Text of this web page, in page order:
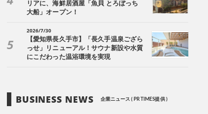
リアに、海鮮居酒屋「魚貝 とろぼっち
大船」オープン！
2026/7/30
【愛知県長久手市】「長久手温泉ござら
っせ」リニューアル！サウナ新設や水質
にこだわった温浴環境を実現
BUSINESS NEWS 企業ニュース ( PR TIMES提供 )